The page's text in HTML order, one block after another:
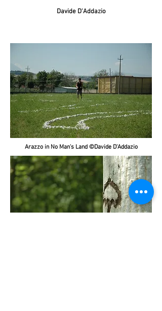
Davide D'Addazio
Arazzo in No Man's Land ©Davide D'Addazio